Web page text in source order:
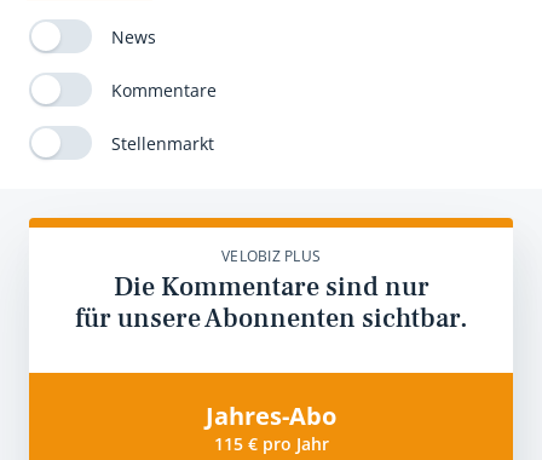
News
Kommentare
Stellenmarkt
VELOBIZ PLUS
Die Kommentare sind nur
für unsere Abonnenten sichtbar.
Jahres-Abo
115 € pro Jahr